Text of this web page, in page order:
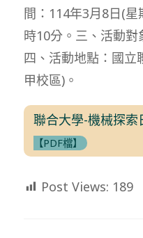
間：114年3月8日(
時10分。三、活動對
四、活動地點：國立
甲校區)。
聯合大學-機械探索
【PDF檔】
Post Views: 189